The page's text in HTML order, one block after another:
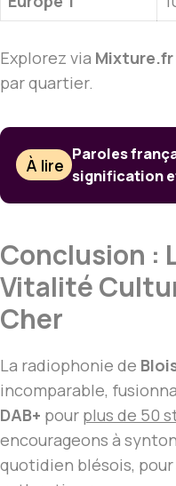
Explorez via Mixture.fr
par quartier.
À lire
Paroles
signification
Conclusion :
Vitalité
Cher
La radiophonie de
incomparable,
DAB+ pour plus de 50
encourageons à
quotidien blésois,